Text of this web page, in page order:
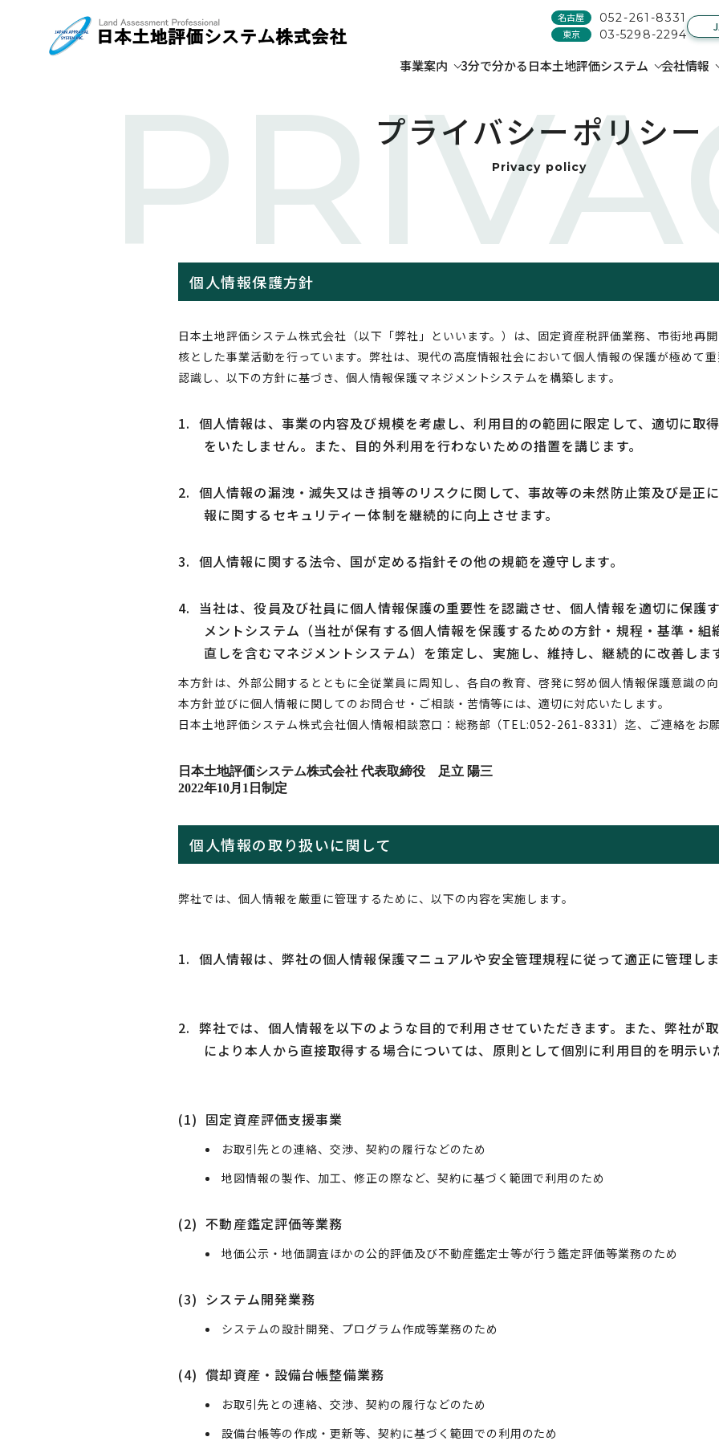
名古屋 052-261-8331
東京 03-5298-2294
事業案内 3分で分かる日本土地評価システム 会社情報
プライバシーポリシー
Privacy policy
個人情報保護方針
日本土地評価システム株式会社（以下「弊社」といいます。）は、固定資産税評価業務、市街地再
核とした事業活動を行っています。弊社は、現代の高度情報社会において個人情報の保護が極めて
認識し、以下の方針に基づき、個人情報保護マネジメントシステムを構築します。
1. 個人情報は、事業の内容及び規模を考慮し、利用目的の範囲に限定して、適切に取
をいたしません。また、目的外利用を行わないための措置を講じます。
2. 個人情報の漏洩・滅失又はき損等のリスクに関して、事故等の未然防止策及び是正
報に関するセキュリティー体制を継続的に向上させます。
3. 個人情報に関する法令、国が定める指針その他の規範を遵守します。
4. 当社は、役員及び社員に個人情報保護の重要性を認識させ、個人情報を適切に保護
メントシステム（当社が保有する個人情報を保護するための方針・規程・基準・
直しを含むマネジメントシステム）を策定し、実施し、維持し、継続的に改善しま
本方針は、外部公開するとともに全従業員に周知し、各自の教育、啓発に努め個人情報保護意識の
本方針並びに個人情報に関してのお問合せ・ご相談・苦情等には、適切に対応いたします。
日本土地評価システム株式会社個人情報相談窓口：総務部（TEL:052-261-8331）迄、ご連絡をお
日本土地評価システム株式会社 代表取締役 足立 陽三
2022年10月1日制定
個人情報の取り扱いに関して
弊社では、個人情報を厳重に管理するために、以下の内容を実施します。
1. 個人情報は、弊社の個人情報保護マニュアルや安全管理規程に従って適正に管理し
2. 弊社では、個人情報を以下のような目的で利用させていただきます。また、弊社が
により本人から直接取得する場合については、原則として個別に利用目的を明示い
(1) 固定資産評価支援事業
お取引先との連絡、交渉、契約の履行などのため
地図情報の製作、加工、修正の際など、契約に基づく範囲で利用のため
(2) 不動産鑑定評価等業務
地価公示・地価調査ほかの公的評価及び不動産鑑定士等が行う鑑定評価等業務のため
(3) システム開発業務
システムの設計開発、プログラム作成等業務のため
(4) 償却資産・設備台帳整備業務
お取引先との連絡、交渉、契約の履行などのため
設備台帳等の作成・更新等、契約に基づく範囲での利用のため